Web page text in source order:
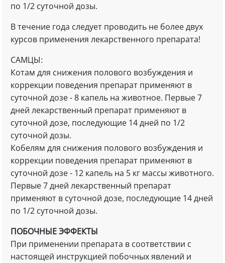
по 1/2 суточной дозы.
В течение года следует проводить не более двух
курсов применения лекарственного препарата!
САМЦЫ:
Котам для снижения полового возбуждения и
коррекции поведения препарат применяют в
суточной дозе - 8 капель на животное. Первые 7
дней лекарственный препарат применяют в
суточной дозе, последующие 14 дней по 1/2
суточной дозы.
Кобелям для снижения полового возбуждения и
коррекции поведения препарат применяют в
суточной дозе - 12 капель на 5 кг массы животного.
Первые 7 дней лекарственный препарат
применяют в суточной дозе, последующие 14 дней
по 1/2 суточной дозы.
ПОБОЧНЫЕ ЭФФЕКТЫ
При применении препарата в соответствии с
настоящей инструкцией побочных явлений и